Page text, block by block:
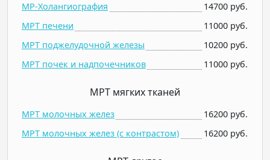
МР-Холангиография
14700 руб.
МРТ печени
11000 руб.
МРТ поджелудочной железы
10200 руб.
МРТ почек и надпочечников
11000 руб.
МРТ мягких тканей
МРТ молочных желез
16200 руб.
МРТ молочных желез (c контрастом)
16200 руб.